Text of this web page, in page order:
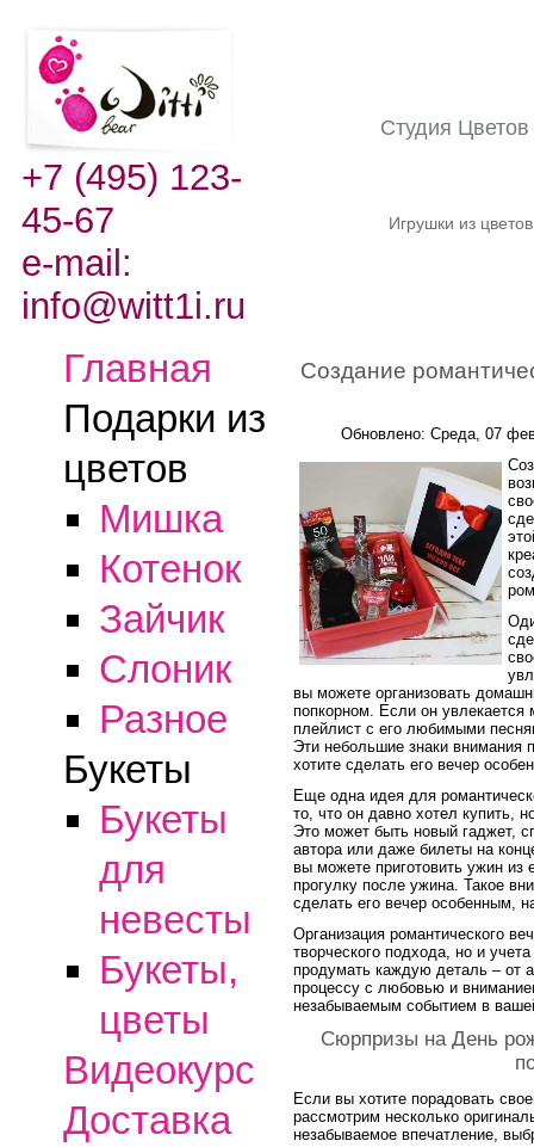
+7 (495) 123-
45-67
e-mail:
info@witt1i.ru
Студия Цветов
Игрушки из
Главная
Подарки из
цветов
Мишка
Котенок
Зайчик
Слоник
Разное
Букеты
Букеты
для
невесты
Букеты,
цветы
Видеокурс
Доставка
Создание
Обновлено: Среда, 07
вы можете организовать
попкорном. Если он увлекается
плейлист с его любимыми
Эти небольшие знаки внимания
хотите сделать его вечер
Еще одна идея для
то, что он давно хотел купить,
Это может быть новый гаджет,
автора или даже билеты на
вы можете приготовить ужин
прогулку после ужина. Такое
сделать его вечер особенным,
Организация романтического
творческого подхода, но и
продумать каждую деталь – от
процессу с любовью и
незабываемым событием в
Сюрпризы на День
Если вы хотите порадовать
рассмотрим несколько
незабываемое впечатление,